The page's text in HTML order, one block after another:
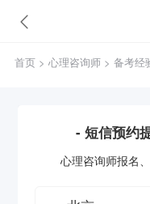
首页 > 心理咨询师 > 备考经
- 短信预约
心理咨询师报名